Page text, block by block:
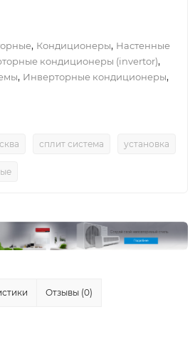
, Кондиционеры, Настенные
кондиционеры (invertor),
, Инверторные кондиционеры,
сплит система установка
Отзывы (0)